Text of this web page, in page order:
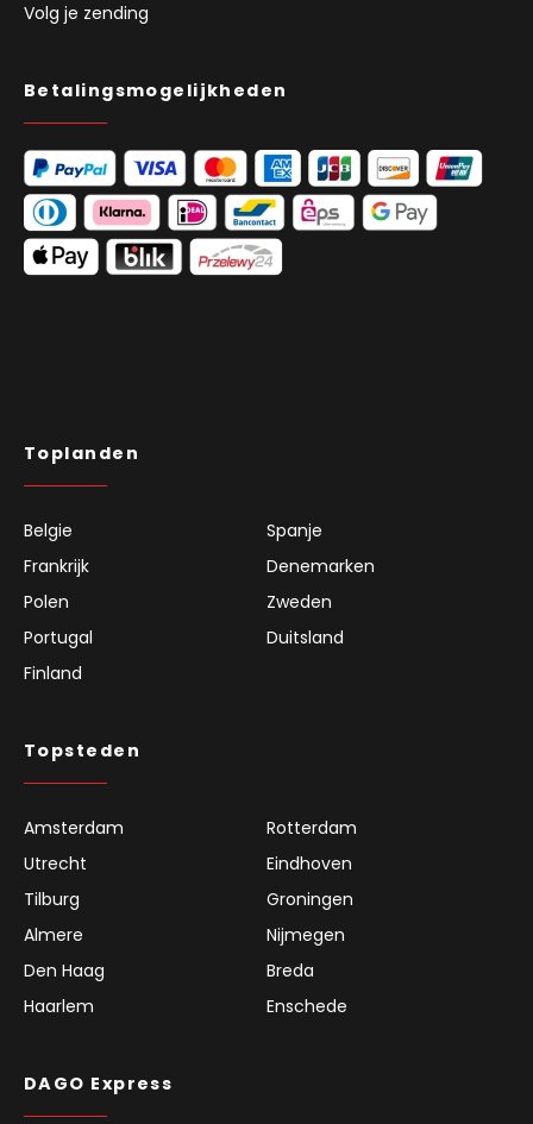
Volg je zending
Betalingsmogelijkheden
Toplanden
Belgie
Spanje
Frankrijk
Denemarken
Polen
Zweden
Portugal
Duitsland
Finland
Topsteden
Amsterdam
Rotterdam
Utrecht
Eindhoven
Tilburg
Groningen
Almere
Nijmegen
Den Haag
Breda
Haarlem
Enschede
DAGO Express